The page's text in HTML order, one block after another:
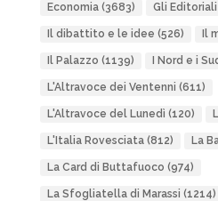
Economia(3683) Gli Editoriali
Il dibattito e le idee (526) Il
Il Palazzo (1139) I Nord e i
L'Altravoce dei Ventenni (611)
L'Altravoce del Lunedì (120)
L'Italia Rovesciata(812) La
La Card di Buttafuoco (974)
La Sfogliatella di Marassi (1214)